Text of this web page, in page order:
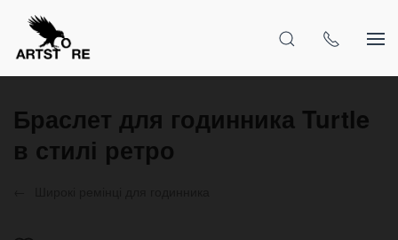
Браслет для годинника Turtle
в стилі ретро